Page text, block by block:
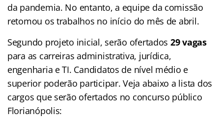
da pandemia. No entanto, a equipe da comissão
retomou os trabalhos no início do mês de abril.
Segundo projeto inicial, serão ofertados 29 vagas
para as carreiras administrativa, jurídica,
engenharia e TI. Candidatos de nível médio e
superior poderão participar. Veja abaixo a lista dos
cargos que serão ofertados no concurso público
Florianópolis: